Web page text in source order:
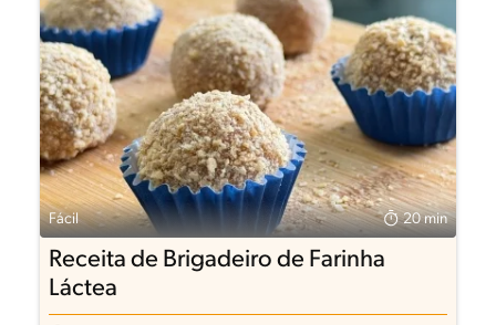
Fácil 20 min
Receita de Brigadeiro de Farinha
Láctea